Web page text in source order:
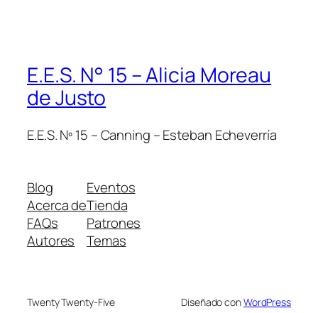
E.E.S. N° 15 – Alicia Moreau
de Justo
E.E.S. Nº 15 – Canning – Esteban Echeverría
Blog
Acerca de
FAQs
Autores
Eventos
Tienda
Patrones
Temas
Twenty Twenty-Five Diseñado conWordPress